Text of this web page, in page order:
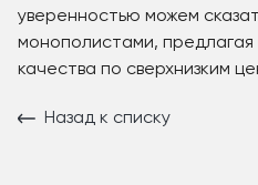
уверенностью можем
монополистами, предлагая
качества по сверхнизким
Назад к списку